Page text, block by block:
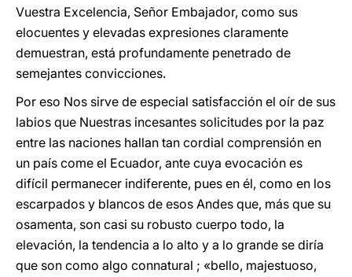
Vuestra Excelencia, Señor Embajador, como sus
elocuentes y elevadas expresiones claramente
demuestran, está profundamente penetrado de
semejantes convicciones.
Por eso Nos sirve de especial satisfacción el oír de sus
labios que Nuestras incesantes solicitudes por la paz
entre las naciones hallan tan cordial comprensión en
un país come el Ecuador, ante cuya evocación es
difícil permanecer indiferente, pues en él, como en los
escarpados y blancos de esos Andes que, más que su
osamenta, son casi su robusto cuerpo todo, la
elevación, la tendencia a lo alto y a lo grande se diría
que son como algo connatural ; «bello, majestuoso,